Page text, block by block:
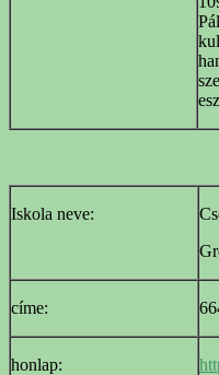
Iskola neve:
címe:
honlap: